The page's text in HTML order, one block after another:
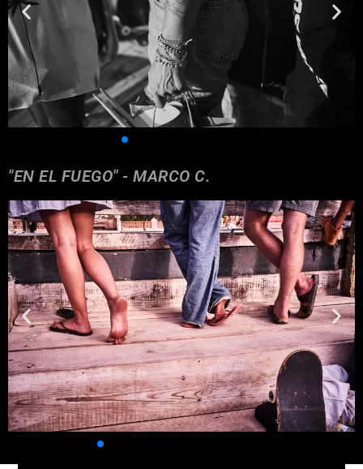
"EN EL FUEGO" - MARCO C.